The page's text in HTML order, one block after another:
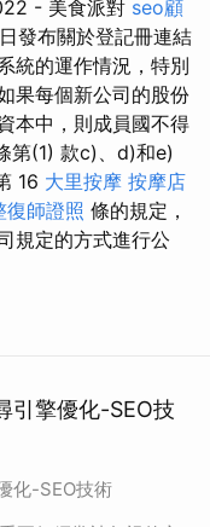
- 美食派對 seo顧
日發布關於登記冊連結
統的運作情況，特別
果每個新公司的股份
本中，則成員國不得
第(1) 款c)、d)和e)
16 大里按摩 按摩店
復師證照 條的規定，
規定的方式進行公
引擎優化-SEO技
化-SEO技術